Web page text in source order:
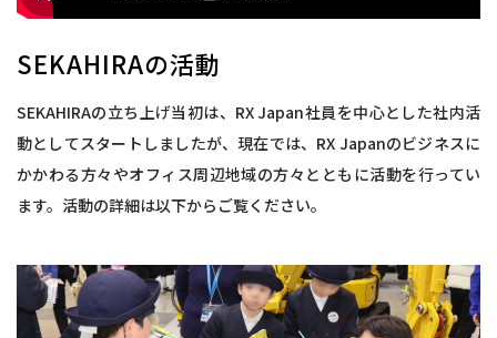
SEKAHIRAの活動
SEKAHIRAの立ち上げ当初は、RX Japan社員を中心とした社内活
動としてスタートしましたが、現在では、RX Japanのビジネスに
かかわる方々やオフィス周辺地域の方々とともに活動を行ってい
ます。活動の詳細は以下からご覧ください。